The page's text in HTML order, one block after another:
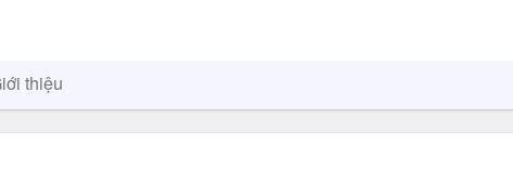
thiệu